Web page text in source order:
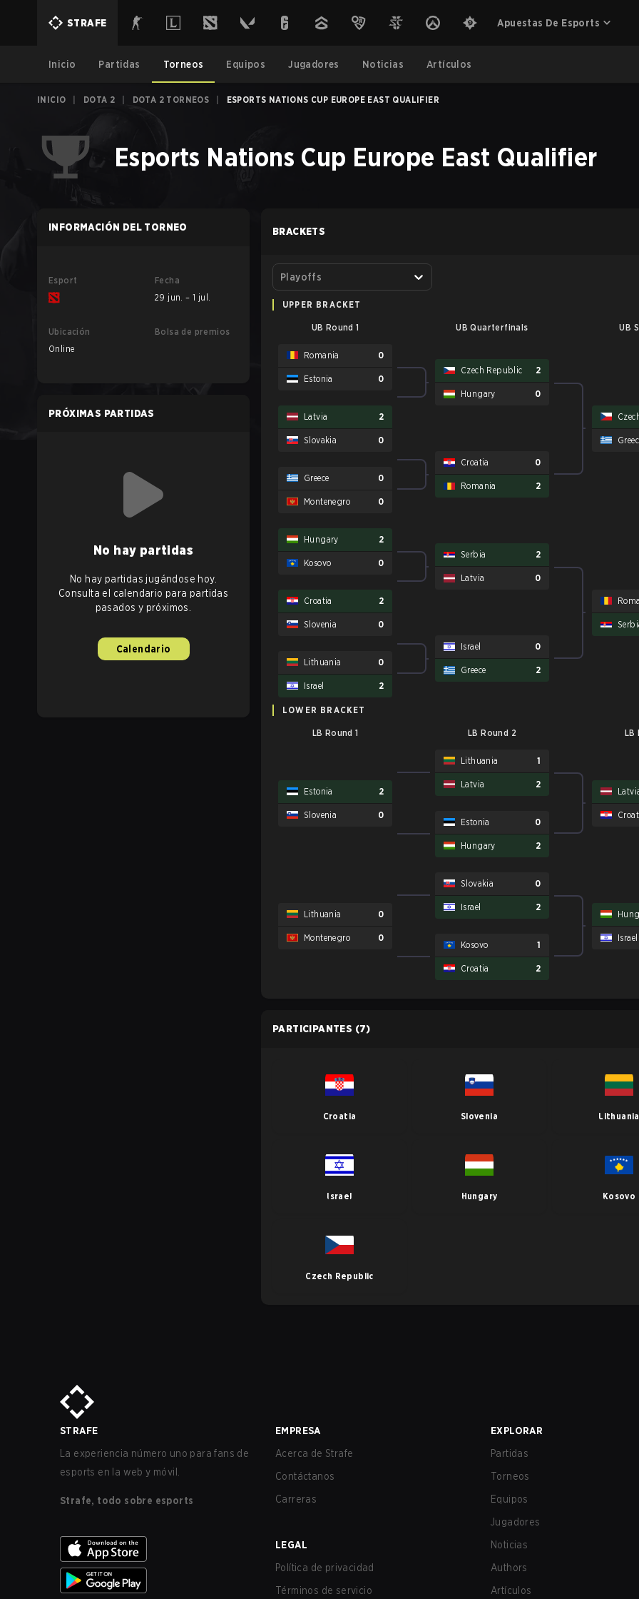
STRAFE Apuestas De Esports
Inicio Partidas Torneos Equipos Jugadores Noticias Artículos
INICIO DOTA 2 DOTA 2 TORNEOS ESPORTS NATIONS CUP EUROPE EAST QUALIFIER
Esports Nations Cup Europe East Qualifier
INFORMACIÓN DEL TORNEO
Esport
Fecha
29 jun. – 1 jul.
Ubicación
Online
Bolsa de premios
PRÓXIMAS PARTIDAS
No hay partidas
No hay partidas jugándose hoy.
Consulta el calendario para partidas
pasados y próximos.
Calendario
BRACKETS
Playoffs
UPPER BRACKET
UB Round 1 UB Quarterfinals UB
Romania 0
Estonia 0
Latvia 2
Slovakia 0
Greece 0
Montenegro 0
Hungary 2
Kosovo 0
Croatia 2
Slovenia 0
Lithuania 0
Israel 2
Czech Republic 2
Hungary 0
Croatia 0
Romania 2
Serbia 2
Latvia 0
Israel 0
Greece 2
LOWER BRACKET
LB Round 1 LB Round 2 LB
Estonia 2
Slovenia 0
Lithuania 0
Montenegro 0
Lithuania 1
Latvia 2
Estonia 0
Hungary 2
Slovakia 0
Israel 2
Kosovo 1
Croatia 2
Israel
PARTICIPANTES (7)
Croatia Slovenia Lithuania
Israel Hungary Kosovo
Czech Republic
STRAFE
La experiencia número uno para fans de
esports en la web y móvil.
Strafe, todo sobre esports
EMPRESA
Acerca de Strafe
Contáctanos
Carreras
LEGAL
Política de privacidad
Términos de servicio
EXPLORAR
Partidas
Torneos
Equipos
Jugadores
Noticias
Authors
Artículos